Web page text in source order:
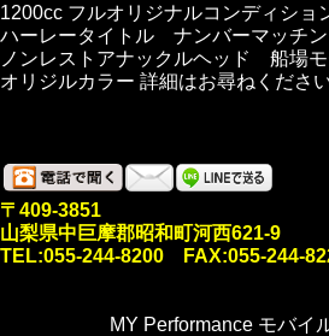
1200cc フルオリジナルコンディショ
ハーレータイトル ナンバーマッチ
ノンレストアナックルヘッド 船場
オリジルカラー 詳細はお尋ねください
〒409-3851
山梨県中巨摩郡昭和町河西621-9
TEL:055-244-8200 FAX:055-244-
MY Performance モバイ